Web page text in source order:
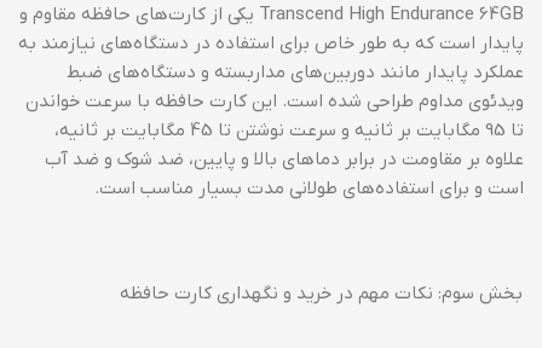
Transcend High Endurance 64GB یکی از کارت‌های حافظه مقاوم و
پایدار است که به طور خاص برای استفاده در دستگاه‌های نیازمند به
عملکرد پایدار مانند دوربین‌های مداربسته و دستگاه‌های ضبط
ویدئوی مداوم طراحی شده است. این کارت حافظه با سرعت خواندن
تا 95 مگابایت بر ثانیه و سرعت نوشتن تا 45 مگابایت بر ثانیه،
علاوه بر مقاومت در برابر دماهای بالا و پایین، ضد شوک و ضد آب
است و برای استفاده‌های طولانی مدت بسیار مناسب است.
بخش سوم: نکات مهم در خرید و نگهداری کارت حافظه